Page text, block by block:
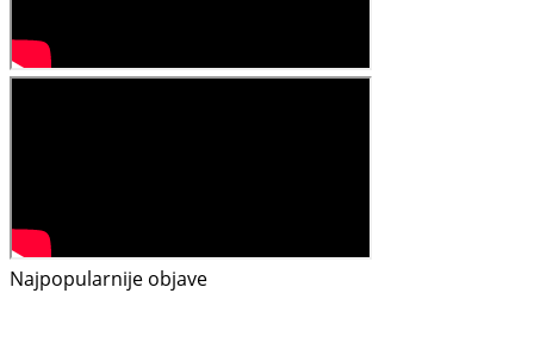
Najpopularnije objave